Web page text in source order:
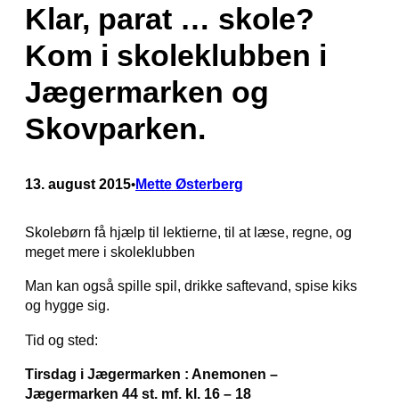
Klar, parat … skole?
Kom i skoleklubben i
Jægermarken og
Skovparken.
13. august 2015•Mette Østerberg
Skolebørn få hjælp til lektierne, til at læse, regne, og
meget mere i skoleklubben
Man kan også spille spil, drikke saftevand, spise kiks
og hygge sig.
Tid og sted:
Tirsdag i Jægermarken : Anemonen –
Jægermarken 44 st. mf. kl. 16 – 18